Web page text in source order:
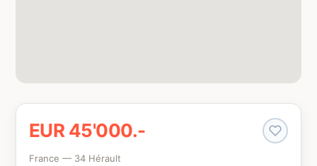
EUR 45'000.-
France — 34 Hérault